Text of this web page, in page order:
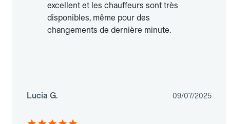
excellent et les chauffeurs sont très
disponibles, même pour des
changements de dernière minute.
Lucia G. 09/07/2025